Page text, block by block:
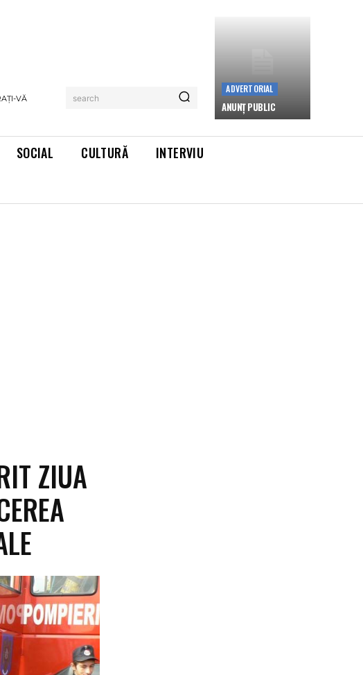
VĂ search
ADVERTORIAL
ANUNȚ PUBLIC
SOCIAL CULTURĂ
INTERVIU
ZIUA